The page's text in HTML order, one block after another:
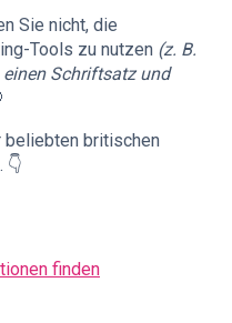
Sie nicht, die
Tools zu nutzen (z. B.
einen Schriftsatz und
britischen
👇
finden